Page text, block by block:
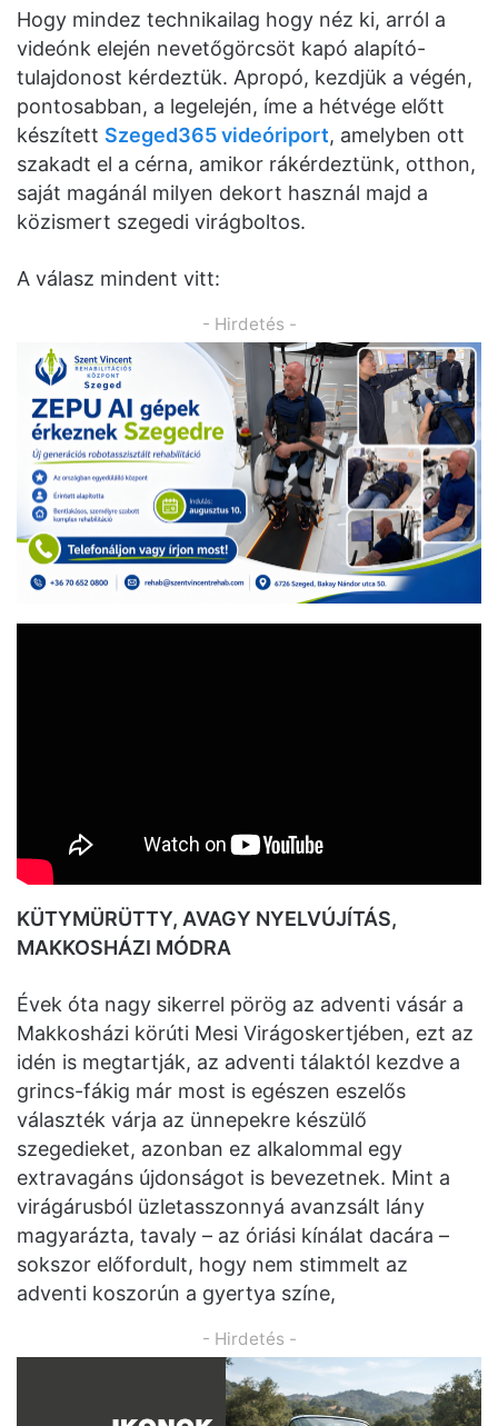
Hogy mindez technikailag hogy néz ki, arról a
videónk elején nevetőgörcsöt kapó alapító-
tulajdonost kérdeztük. Apropó, kezdjük a végén,
pontosabban, a legelején, íme a hétvége előtt
készített Szeged365 videóriport, amelyben ott
szakadt el a cérna, amikor rákérdeztünk, otthon,
saját magánál milyen dekort használ majd a
közismert szegedi virágboltos.
A válasz mindent vitt:
- Hirdetés -
KÜTYMÜRÜTTY, AVAGY NYELVÚJÍTÁS,
MAKKOSHÁZI MÓDRA
Évek óta nagy sikerrel pörög az adventi vásár a
Makkosházi körúti Mesi Virágoskertjében, ezt az
idén is megtartják, az adventi tálaktól kezdve a
grincs-fákig már most is egészen eszelős
választék várja az ünnepekre készülő
szegedieket, azonban ez alkalommal egy
extravagáns újdonságot is bevezetnek. Mint a
virágárusból üzletasszonnyá avanzsált lány
magyarázta, tavaly – az óriási kínálat dacára –
sokszor előfordult, hogy nem stimmelt az
adventi koszorún a gyertya színe,
- Hirdetés -